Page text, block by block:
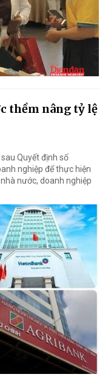
thềm nâng tỷ lệ
sau Quyết định số
nghiệp để thực hiện
nước, doanh nghiệp